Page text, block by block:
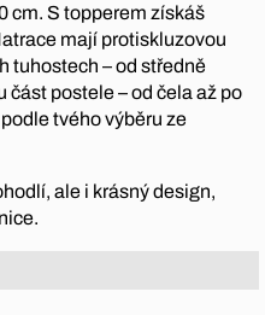
cm. S topperem získáš
mají protiskluzovou
tuhostech – od středně
část postele – od čela až po
tvého výběru ze
ale i krásný design,